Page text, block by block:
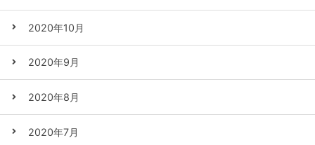
2020年10月
2020年9月
2020年8月
2020年7月